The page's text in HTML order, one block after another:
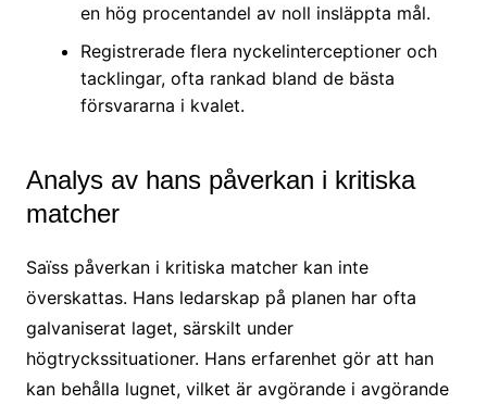
en hög procentandel av noll insläppta mål.
Registrerade flera nyckelinterceptioner och
tacklingar, ofta rankad bland de bästa
försvararna i kvalet.
Analys av hans påverkan i kritiska
matcher
Saïss påverkan i kritiska matcher kan inte
överskattas. Hans ledarskap på planen har ofta
galvaniserat laget, särskilt under
högtryckssituationer. Hans erfarenhet gör att han
kan behålla lugnet, vilket är avgörande i avgörande